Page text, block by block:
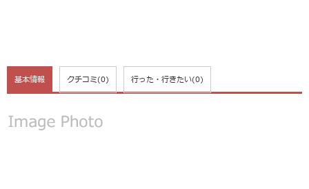
基本情報 クチコミ(0) 行った・行きたい(0)